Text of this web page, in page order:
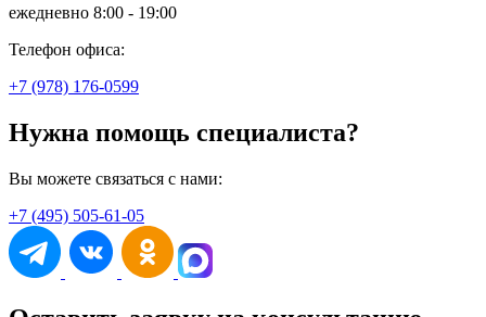
ежедневно 8:00 - 19:00
Телефон офиса:
+7 (978) 176-0599
Нужна помощь специалиста?
Вы можете связаться с нами:
+7 (495) 505-61-05